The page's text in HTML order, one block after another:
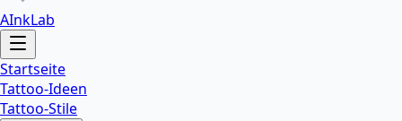
Jetzt Sichern!
AInkLab
Startseite
Tattoo-Ideen
Tattoo-Stile